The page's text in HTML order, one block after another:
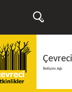
İletişim Ağı